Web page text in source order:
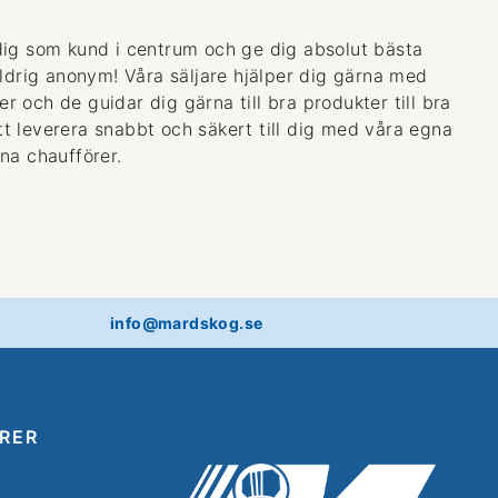
som kund i centrum och ge dig absolut bästa
anonym! Våra säljare hjälper dig gärna med
och de guidar dig gärna till bra produkter till bra
leverera snabbt och säkert till dig med våra egna
chaufförer.
info@mardskog.se